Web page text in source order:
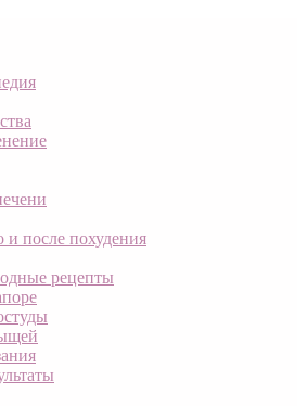
и после похудения
рецепты